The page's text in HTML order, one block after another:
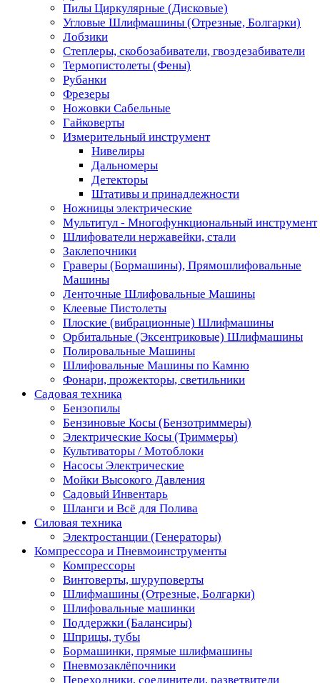
Пилы Циркулярные (Дисковые)
Угловые Шлифмашины (Отрезные, Болгарки)
Лобзики
Степлеры, скобозабиватели, гвоздезабиватели
Термопистолеты (Фены)
Рубанки
Фрезеры
Ножовки Сабельные
Гайковерты
Измерительный инструмент
Нивелиры
Дальномеры
Детекторы
Штативы и принадлежности
Ножницы электрические
Мультитул - Многофункциональный инструмент
Шлифователи нержавейки, стали
Заклепочники
Граверы (Бормашины), Прямошлифовальные
Машины
Ленточные Шлифовальные Машины
Клеевые Пистолеты
Плоские (вибрационные) Шлифмашины
Орбитальные (Эксентриковые) Шлифмашины
Полировальные Машины
Шлифовальные Машины по Камню
Фонари, прожекторы, светильники
Садовая техника
Бензопилы
Бензиновые Косы (Бензотриммеры)
Электрические Косы (Триммеры)
Культиваторы / Мотоблоки
Насосы Электрические
Мойки Высокого Давления
Садовый Инвентарь
Шланги и Всё для Полива
Силовая техника
Электростанции (Генераторы)
Компрессора и Пневмоинструменты
Компрессоры
Винтоверты, шуруповерты
Шлифмашины (Отрезные, Болгарки)
Шлифовальные машинки
Поддержки (Балансиры)
Шприцы, тубы
Бормашинки, прямые шлифмашины
Пневмозаклёпочники
Переходники, соединители, разветвители